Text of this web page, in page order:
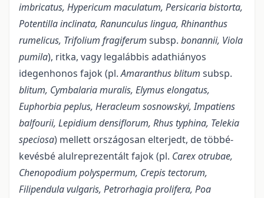
imbricatus, Hypericum maculatum, Persicaria bistorta,
Potentilla inclinata, Ranunculus lingua, Rhinanthus
rumelicus, Trifolium fragiferum subsp. bonannii, Viola
pumila), ritka, vagy legalábbis adathiányos
idegenhonos fajok (pl.Amaranthus blitum subsp.
blitum, Cymbalaria muralis, Elymus elongatus,
Euphorbia peplus, Heracleum sosnowskyi, Impatiens
balfourii, Lepidium densiflorum, Rhus typhina, Telekia
speciosa) mellett országosan elterjedt, de többé-
kevésbé alulreprezentált fajok (pl. Carex otrubae,
Chenopodium polyspermum, Crepis tectorum,
Filipendula vulgaris, Petrorhagia prolifera, Poa